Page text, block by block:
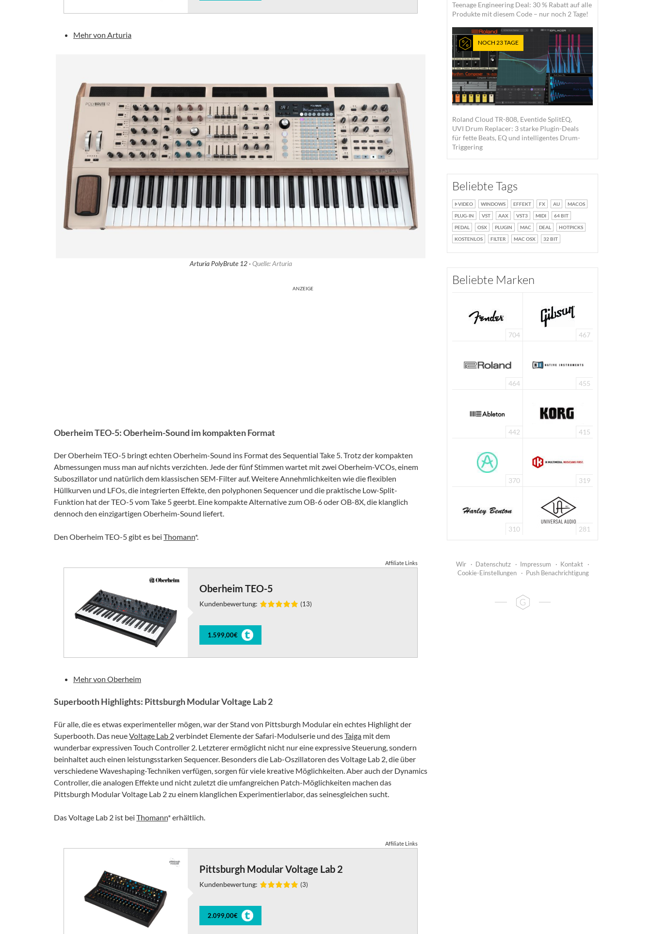
Mehr von Arturia
Arturia PolyBrute 12 · Quelle: Arturia
ANZEIGE
Oberheim TEO-5: Oberheim-Sound im kompakten Format
Der Oberheim TEO-5 bringt echten Oberheim-Sound ins Format des Sequential Take 5. Trotz der kompakten
Abmessungen muss man auf nichts verzichten. Jede der fünf Stimmen wartet mit zwei Oberheim-VCOs, einem
Suboszillator und natürlich dem klassischen SEM-Filter auf. Weitere Annehmlichkeiten wie die flexiblen
Hüllkurven und LFOs, die integrierten Effekte, den polyphonen Sequencer und die praktische Low-Split-
Funktion hat der TEO-5 vom Take 5 geerbt. Eine kompakte Alternative zum OB-6 oder OB-8X, die klanglich
dennoch den einzigartigen Oberheim-Sound liefert.
Den Oberheim TEO-5 gibt es bei Thomann*.
Affiliate Links
Oberheim TEO-5
Kundenbewertung: (13)
1.599,00€
Mehr von Oberheim
Superbooth Highlights: Pittsburgh Modular Voltage Lab 2
Für alle, die es etwas experimenteller mögen, war der Stand von Pittsburgh Modular ein echtes Highlight der
Superbooth. Das neueVoltage Lab 2verbindet Elemente der Safari-Modulserie und desTaiga mit dem
wunderbar expressiven Touch Controller 2. Letzterer ermöglicht nicht nur eine expressive Steuerung, sondern
beinhaltet auch einen leistungsstarken Sequencer. Besonders die Lab-Oszillatoren des Voltage Lab 2, die über
verschiedene Waveshaping-Techniken verfügen, sorgen für viele kreative Möglichkeiten. Aber auch der Dynamics
Controller, die analogen Effekte und nicht zuletzt die umfangreichen Patch-Möglichkeiten machen das
Pittsburgh Modular Voltage Lab 2 zu einem klanglichen Experimentierlabor, das seinesgleichen sucht.
Das Voltage Lab 2 ist bei Thomann* erhältlich.
Affiliate Links
Pittsburgh Modular Voltage Lab 2
Kundenbewertung: (3)
2.099,00€
Teenage Engineering Deal: 30 % Rabatt auf alle
Produkte mit diesem Code – nur noch 2 Tage!
NOCH 23 TAGE
Roland Cloud TR-808, Eventide SplitEQ,
UVI Drum Replacer: 3 starke Plugin-Deals
für fette Beats, EQ und intelligentes Drum-
Triggering
Beliebte Tags
VIDEO WINDOWS EFFEKT FX AU
MACOS
PLUG-IN
VST AAX VST3 MIDI
64 BIT
PEDAL
OSX PLUGIN MAC DEAL
HOTPICKS
KOSTENLOS
FILTER MAC OSX 32 BIT
Beliebte Marken
704 467
464 455
442 415
370 319
310 281
Wir · Datenschutz · Impressum · Kontakt
·
Cookie-Einstellungen
· Push Benachrichtigung